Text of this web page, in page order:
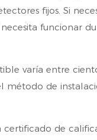
fijos. Si
funcionar
varía entre
método de
de